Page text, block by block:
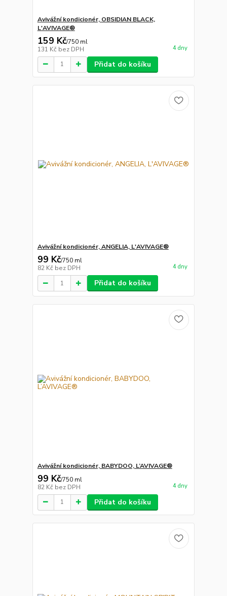
Avivážní kondicionér, OBSIDIAN BLACK,
L'AVIVAGE®
159 Kč/750 ml
131 Kč bez DPH 4 dny
Přidat do košíku
Avivážní kondicionér, ANGELIA, L'AVIVAGE®
99 Kč/750 ml
82 Kč bez DPH 4 dny
Přidat do košíku
Avivážní kondicionér, BABYDOO, L’AVIVAGE®
99 Kč/750 ml
82 Kč bez DPH 4 dny
Přidat do košíku